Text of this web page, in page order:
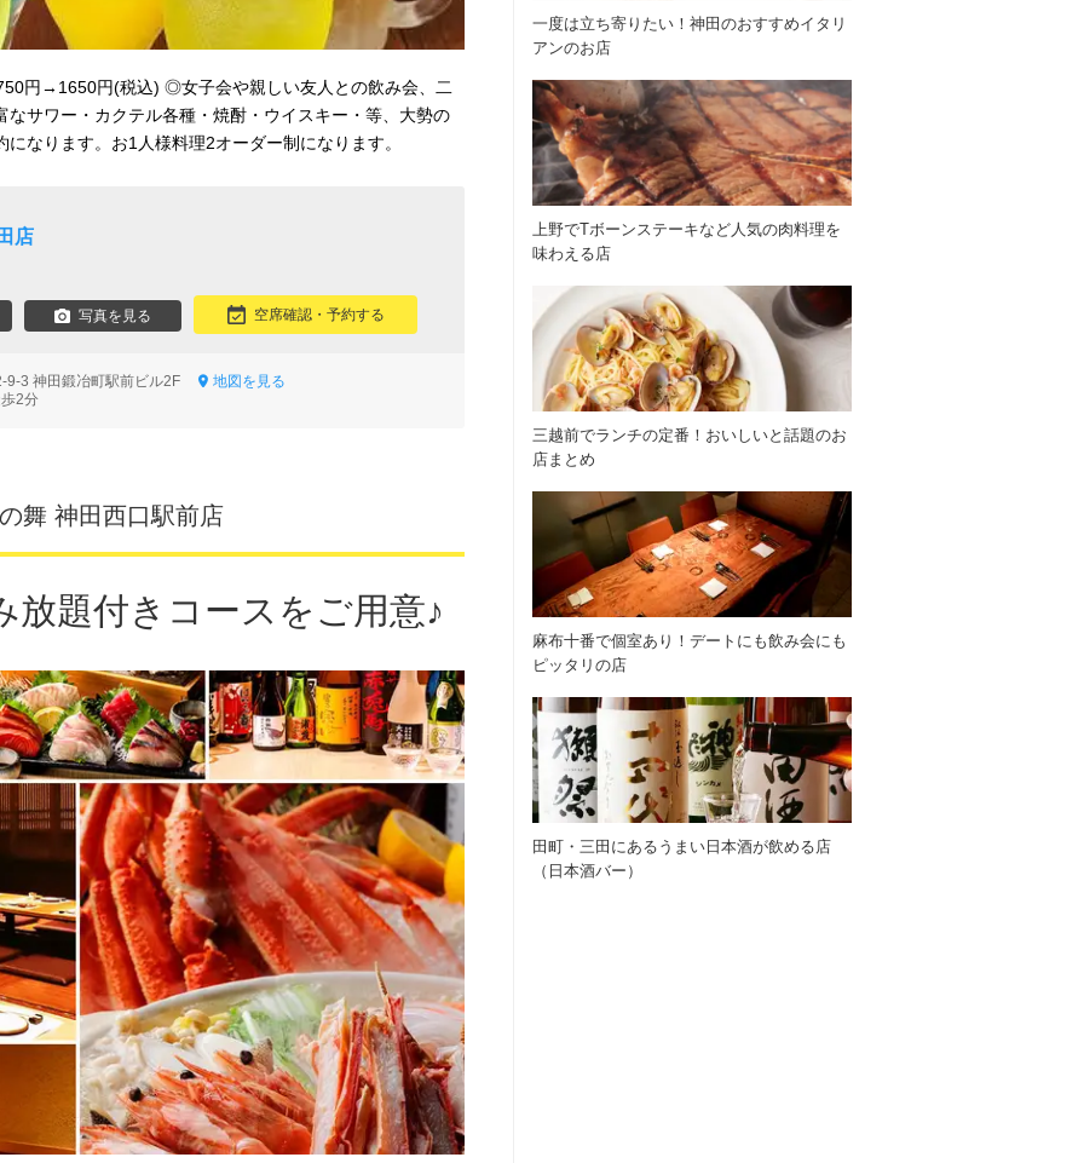
円→1650円(税込) ◎女子会や親しい友人との飲み会、二
サワー・カクテル各種・焼酎・ウイスキー・等、大勢の
なります。お1人様料理2オーダー制になります。
店
写真を見る 空席確認・予約する
9-3 神田鍛冶町駅前ビル2F
地図を見る
2分
舞 神田西口駅前店
放題付きコースをご用意♪
一度は立ち寄りたい！神田のおすすめイタリ
アンのお店
上野でTボーンステーキなど人気の肉料理を
味わえる店
三越前でランチの定番！おいしいと話題のお
店まとめ
麻布十番で個室あり！デートにも飲み会にも
ピッタリの店
田町・三田にあるうまい日本酒が飲める店
（日本酒バー）